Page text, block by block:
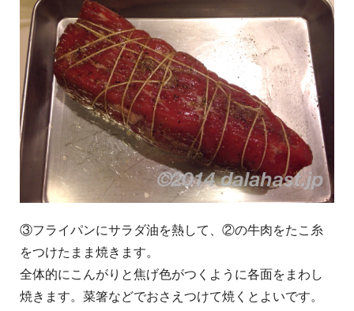
③フライパンにサラダ油を熱して、②の牛肉をたこ糸
をつけたまま焼きます。
全体的にこんがりと焦げ色がつくように各面をまわし
焼きます。菜箸などでおさえつけて焼くとよいです。